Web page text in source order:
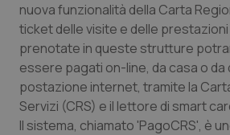
Basilicata
Calabria
Campania
Artrite & artrosi
Asma & BPCO
Car-T
QS Club Newsletter
nuova funzionalità della Carta
ticket delle visite e delle
prenotate in queste strutture
essere pagati on-line, da casa o da
postazione internet, tramite la
Servizi (CRS) e il lettore di smart
Il sistema, chiamato 'PagoCRS', è